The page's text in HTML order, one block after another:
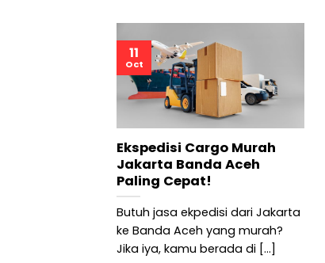
Ekspedisi Cargo Murah
Jakarta Banda Aceh
Paling Cepat!
Butuh jasa ekpedisi dari Jakarta
ke Banda Aceh yang murah?
Jika iya, kamu berada di [...]
11
Oct